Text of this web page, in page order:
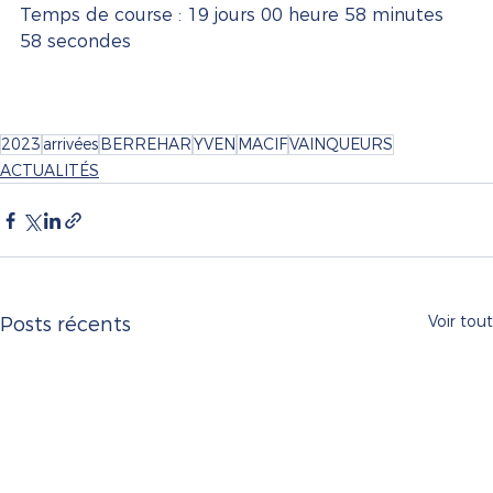
Temps de course : 19 jours 00 heure 58 minutes
58 secondes
2023 arrivées BERREHARYVEN MACIFVAINQUEURS
ACTUALITÉS
Posts récents Voir tout